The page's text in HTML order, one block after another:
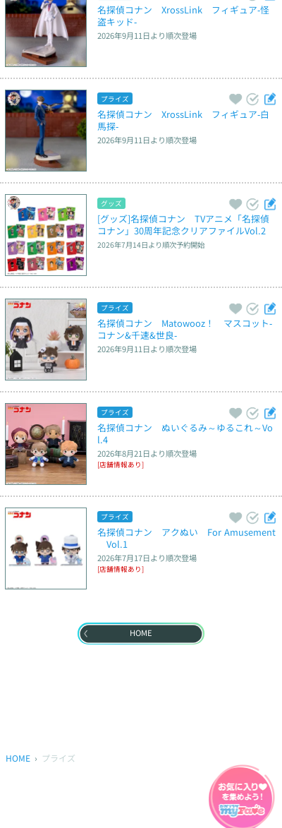
名探偵コナン　XrossLink　フィギュア‐怪
盗キッド‐
2026年9月11日より順次登場
プライズ
名探偵コナン　XrossLink　フィギュア‐白
馬探‐
2026年9月11日より順次登場
グッズ
[グッズ]名探偵コナン　TVアニメ「名探偵
コナン」30周年記念クリアファイルVol.2
2026年7月14日より順次予約開始
プライズ
名探偵コナン　Matowooz！　マスコット‐
コナン&千速&世良‐
2026年9月11日より順次登場
プライズ
名探偵コナン　ぬいぐるみ～ゆるこれ～Vo
l.4
2026年8月21日より順次登場
[店舗情報あり]
プライズ
名探偵コナン　アクぬい　For Amusement
Vol.1
2026年7月17日より順次登場
[店舗情報あり]
HOME
HOME プライズ